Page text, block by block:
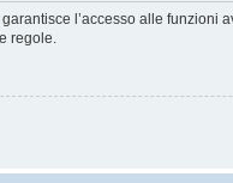
l’accesso alle funzioni
regole.